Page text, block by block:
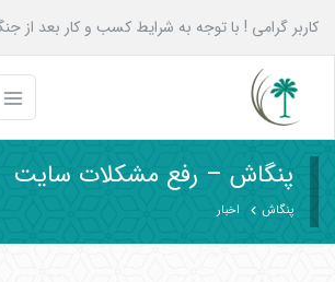
کاربر گرامی ! با توجه به شرایط کسب و کار بعد از
به همه عزیزان تا پایان شهریور با 20 درصد تخفیف انجام می شود.
پنگاش – رفع مشکلات سایت
پنگاش اخبار